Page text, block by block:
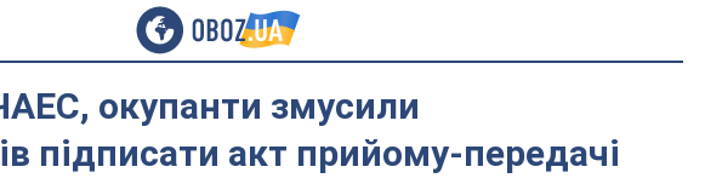
окупанти змусили
підписати акт прийому-передачі